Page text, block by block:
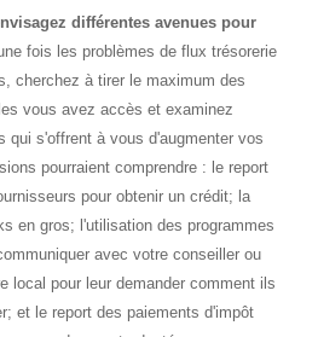
différentes avenues pour
fois les problèmes de flux trésorerie
cherchez à tirer le maximum des
vous avez accès et examinez
qui s'offrent à vous d'augmenter vos
pourraient comprendre : le report
pour obtenir un crédit; la
en gros; l'utilisation des programmes
avec votre conseiller ou
local pour leur demander comment ils
et le report des paiements d'impôt